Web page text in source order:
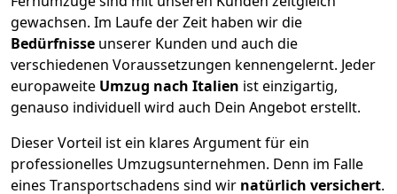
gewachsen. Im Laufe der Zeit haben wir die
Bedürfnisse unserer Kunden und auch die
verschiedenen Voraussetzungen kennengelernt. Jeder
europaweite Umzug nach Italien ist einzigartig,
genauso individuell wird auch Dein Angebot erstellt.
Dieser Vorteil ist ein klares Argument für ein
professionelles Umzugsunternehmen. Denn im Falle
eines Transportschadens sind wir natürlich versichert.